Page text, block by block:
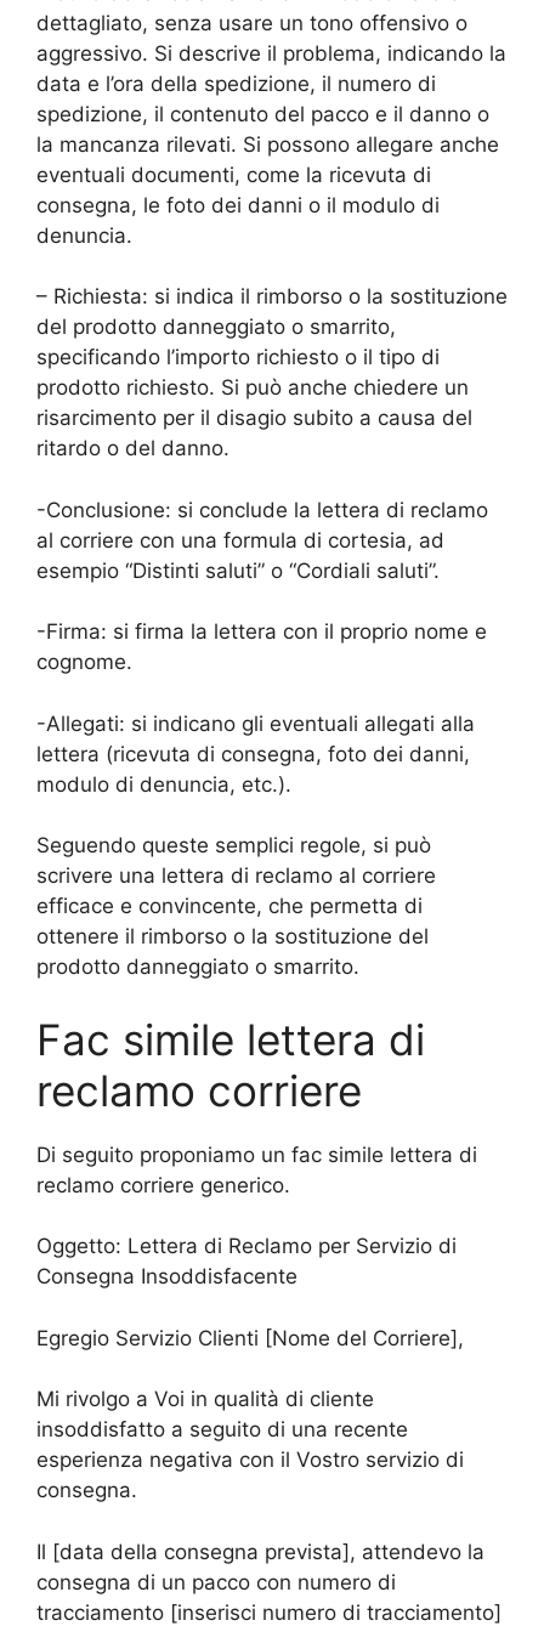
dettagliato, senza usare un tono offensivo o
aggressivo. Si descrive il problema, indicando la
data e l’ora della spedizione, il numero di
spedizione, il contenuto del pacco e il danno o
la mancanza rilevati. Si possono allegare anche
eventuali documenti, come la ricevuta di
consegna, le foto dei danni o il modulo di
denuncia.
– Richiesta: si indica il rimborso o la sostituzione
del prodotto danneggiato o smarrito,
specificando l’importo richiesto o il tipo di
prodotto richiesto. Si può anche chiedere un
risarcimento per il disagio subito a causa del
ritardo o del danno.
-Conclusione: si conclude la lettera di reclamo
al corriere con una formula di cortesia, ad
esempio “Distinti saluti” o “Cordiali saluti”.
-Firma: si firma la lettera con il proprio nome e
cognome.
-Allegati: si indicano gli eventuali allegati alla
lettera (ricevuta di consegna, foto dei danni,
modulo di denuncia, etc.).
Seguendo queste semplici regole, si può
scrivere una lettera di reclamo al corriere
efficace e convincente, che permetta di
ottenere il rimborso o la sostituzione del
prodotto danneggiato o smarrito.
Fac simile lettera di
reclamo corriere
Di seguito proponiamo un fac simile lettera di
reclamo corriere generico.
Oggetto: Lettera di Reclamo per Servizio di
Consegna Insoddisfacente
Egregio Servizio Clienti [Nome del Corriere],
Mi rivolgo a Voi in qualità di cliente
insoddisfatto a seguito di una recente
esperienza negativa con il Vostro servizio di
consegna.
Il [data della consegna prevista], attendevo la
consegna di un pacco con numero di
tracciamento [inserisci numero di tracciamento]